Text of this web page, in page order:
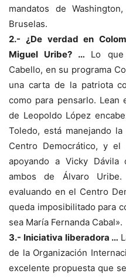
mandatos de
Bruselas.
2.- ¿De verdad en
Miguel Uribe? …
Lo que
Cabello, en su programa
una carta de la patriota
como para pensarlo. Lean
de Leopoldo López
Toledo, está manejando
Centro Democrático, y
apoyando a Vicky Dávila
ambos de Álvaro
evaluando en el Centro
queda imposibilitado para
sea María Fernanda Cabal».
3.- Iniciativa liberadora …
de la Organización
excelente propuesta que